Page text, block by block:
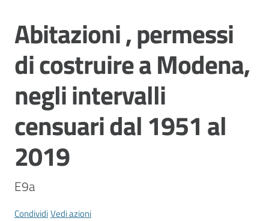
Novità
Servizi
Vivere
Argomenti
Menu selezionato
Salta al contenuto
Abitazioni , permessi
di costruire a Modena,
negli intervalli
censuari dal 1951 al
2019
E9a
CondividiVedi azioni